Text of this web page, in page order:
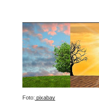
Foto: pixabay